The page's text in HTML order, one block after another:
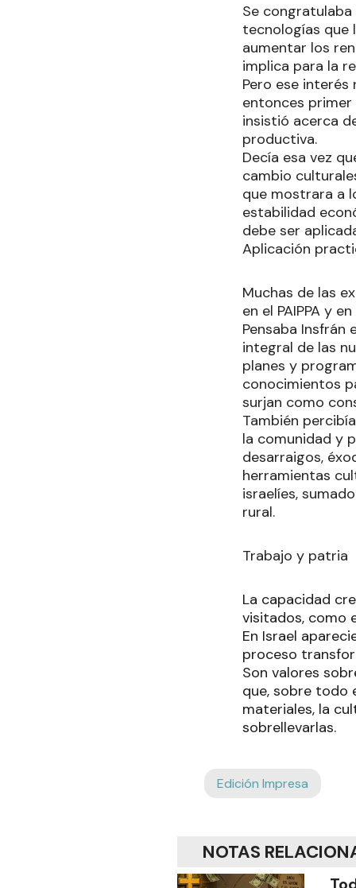
Se
tecnologías que
aumentar los
implica para la
Pero ese
entonces primer
insistió acerca
productiva.
Decía esa vez
cambio
que mostrara a
estabilidad
debe ser
Aplicación
Muchas de las
en el PAIPPA y
Pensaba
integral de las
planes y
conocimientos
surjan como
También
la comunidad y
desarraigos,
herramientas
israelíes,
rural.
Trabajo y patria
La capacidad
visitados, como
En Israel
proceso
Son valores
que, sobre todo
materiales, la
sobrellevarlas.
Edición Impresa
NOTAS